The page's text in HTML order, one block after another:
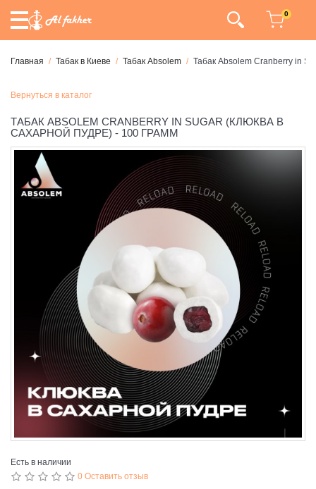
0
Главная Табак в Киеве Табак Absolem Табак Absolem Cranberry in
Вернуться в каталог
ТАБАК ABSOLEM CRANBERRY IN SUGAR (КЛЮКВА В
САХАРНОЙ ПУДРЕ) - 100 ГРАММ
Есть в наличии
0 Оставить отзыв